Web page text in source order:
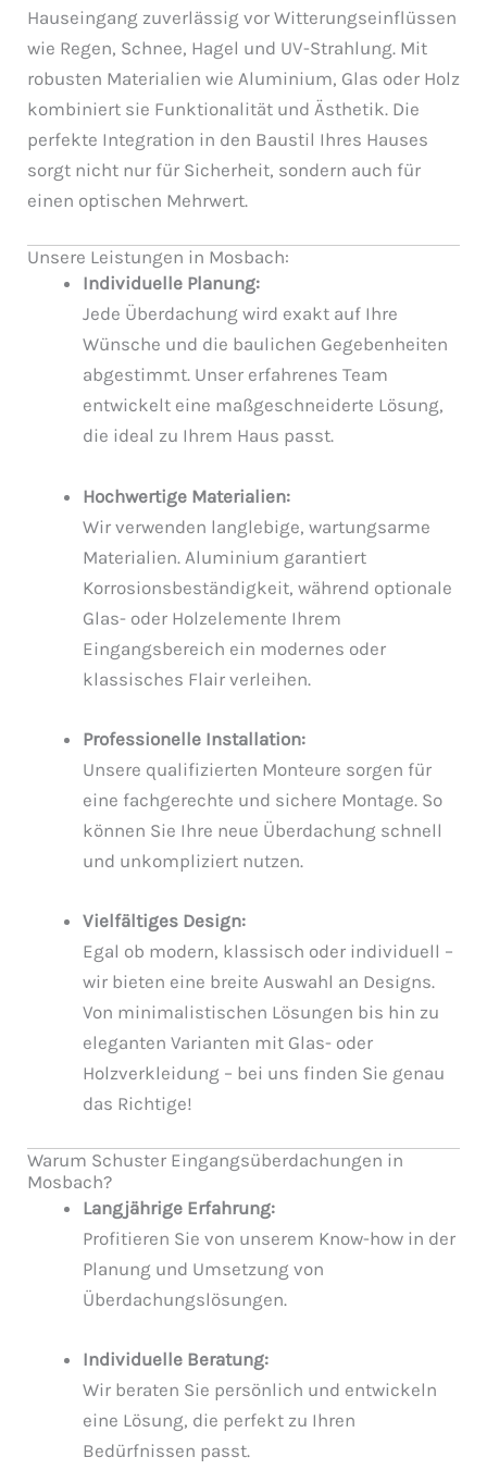
Hauseingang zuverlässig vor Witterungseinflüssen
wie Regen, Schnee, Hagel und UV-Strahlung. Mit
robusten Materialien wie Aluminium, Glas oder Holz
kombiniert sie Funktionalität und Ästhetik. Die
perfekte Integration in den Baustil Ihres Hauses
sorgt nicht nur für Sicherheit, sondern auch für
einen optischen Mehrwert.
Unsere Leistungen in Mosbach:
Individuelle Planung:
Jede Überdachung wird exakt auf Ihre
Wünsche und die baulichen Gegebenheiten
abgestimmt. Unser erfahrenes Team
entwickelt eine maßgeschneiderte Lösung,
die ideal zu Ihrem Haus passt.
Hochwertige Materialien:
Wir verwenden langlebige, wartungsarme
Materialien. Aluminium garantiert
Korrosionsbeständigkeit, während optionale
Glas- oder Holzelemente Ihrem
Eingangsbereich ein modernes oder
klassisches Flair verleihen.
Professionelle Installation:
Unsere qualifizierten Monteure sorgen für
eine fachgerechte und sichere Montage. So
können Sie Ihre neue Überdachung schnell
und unkompliziert nutzen.
Vielfältiges Design:
Egal ob modern, klassisch oder individuell –
wir bieten eine breite Auswahl an Designs.
Von minimalistischen Lösungen bis hin zu
eleganten Varianten mit Glas- oder
Holzverkleidung – bei uns finden Sie genau
das Richtige!
Warum Schuster Eingangsüberdachungen in
Mosbach?
Langjährige Erfahrung:
Profitieren Sie von unserem Know-how in der
Planung und Umsetzung von
Überdachungslösungen.
Individuelle Beratung:
Wir beraten Sie persönlich und entwickeln
eine Lösung, die perfekt zu Ihren
Bedürfnissen passt.